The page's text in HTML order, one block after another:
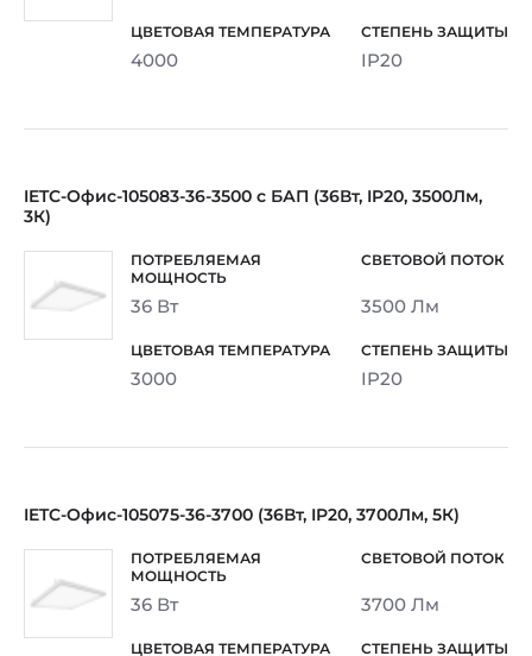
4000 IP20
IETC-Офис-105083-36-3500 с БАП (36Вт, IP20, 3500Лм,
3К)
36 Вт 3500 Лм
3000 IP20
IETC-Офис-105075-36-3700 (36Вт, IP20, 3700Лм, 5К)
36 Вт 3700 Лм